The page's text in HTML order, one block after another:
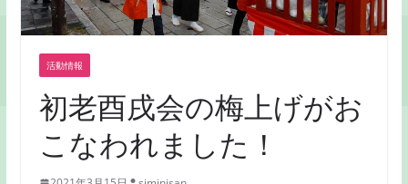
活動情報
初老酉戌会の梅上げがお
こなわれました！